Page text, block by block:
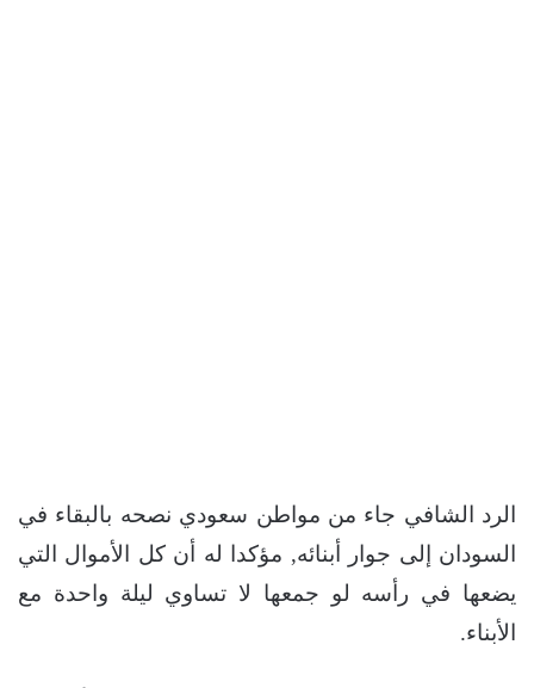
الرد الشافي جاء من مواطن سعودي نصحه بالبقاء في
السودان إلى جوار أبنائه, مؤكدا له أن كل الأموال التي
يضعها في رأسه لو جمعها لا تساوي ليلة واحدة مع
الأبناء.